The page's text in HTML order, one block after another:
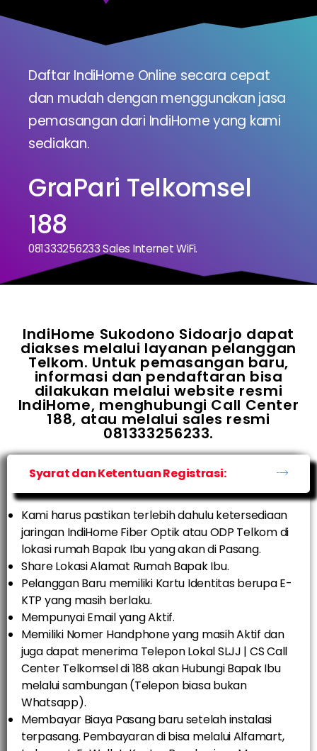
Daftar IndiHome Online secara cepat
dan mudah dengan menggunakan jasa
pemasangan dari IndiHome yang kami
sediakan.
GraPari Telkomsel
188
081333256233 Sales Internet WiFi.
IndiHome Sukodono Sidoarjo dapat
diakses melalui layanan pelanggan
Telkom. Untuk pemasangan baru,
informasi dan pendaftaran bisa
dilakukan melalui website resmi
IndiHome, menghubungi Call Center
188, atau melalui sales resmi
081333256233.
Syarat dan Ketentuan Registrasi:
Kami harus pastikan terlebih dahulu ketersediaan
jaringan IndiHome Fiber Optik atau ODP Telkom di
lokasi rumah Bapak Ibu yang akan di Pasang.
Share Lokasi Alamat Rumah Bapak Ibu.
Pelanggan Baru memiliki Kartu Identitas berupa E-
KTP yang masih berlaku.
Mempunyai Email yang Aktif.
Memiliki Nomer Handphone yang masih Aktif dan
juga dapat menerima Telepon Lokal SLJJ | CS Call
Center Telkomsel di 188 akan Hubungi Bapak Ibu
melalui sambungan (Telepon biasa bukan
Whatsapp).
Membayar Biaya Pasang baru setelah instalasi
terpasang. Pembayaran di bisa melalui Alfamart,